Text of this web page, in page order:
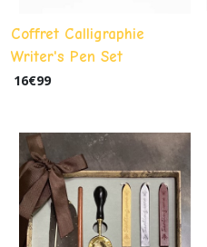
Coffret Calligraphie
Writer's Pen Set
16€99